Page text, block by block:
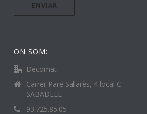
ON SOM:
Decomat
Carrer Pare Sallarès, 4 local C
SABADELL
93.725.85.05